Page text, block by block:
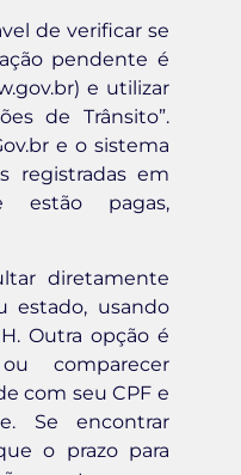
de verificar se
pendente é
e utilizar
de Trânsito”.
e o sistema
registradas em
estão pagas,
diretamente
estado, usando
Outra opção é
comparecer
com seu CPF e
Se encontrar
o prazo para